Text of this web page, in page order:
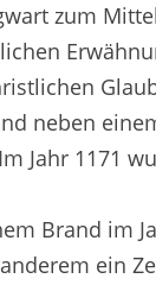
zum
neben
Jahr 1171
Brand im
ein